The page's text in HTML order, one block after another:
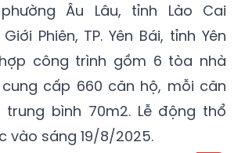
Âu Lâu, tỉnh Lào Cai
Phiên, TP. Yên Bái, tỉnh Yên
công trình gồm 6 tòa nhà
cấp 660 căn hộ, mỗi căn
bình 70m2. Lễ động thổ
vào sáng 19/8/2025.